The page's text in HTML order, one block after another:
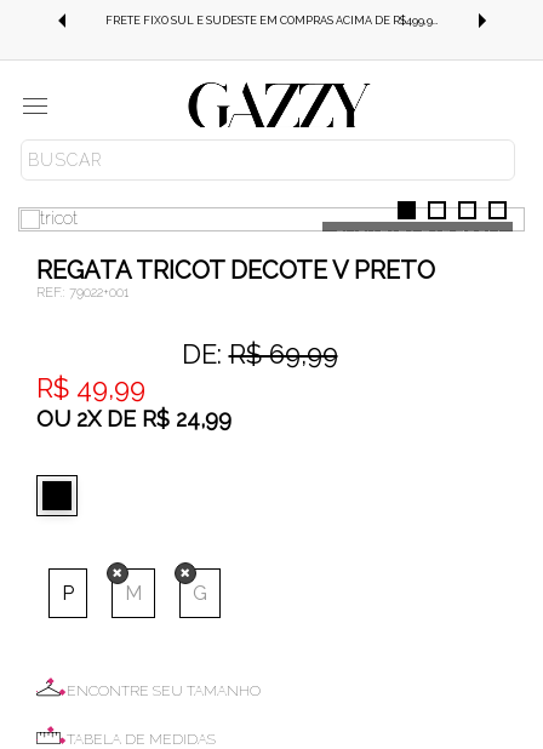
FRETE FIXO SUL E SUDESTE EM COMPRAS ACIMA DE R$499,99!
Menu TRICOT
REGATA TRICOT DECOTE V PRETO
REF.: 79022+001
DE:R$ 69,99
R$ 49,99
OU 2XDE R$ 24,99
P M G
ENCONTRE SEU TAMANHO
TABELA DE MEDIDAS